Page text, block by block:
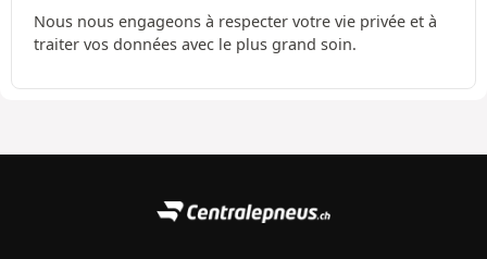
Nous nous engageons à respecter votre vie privée et à
traiter vos données avec le plus grand soin.